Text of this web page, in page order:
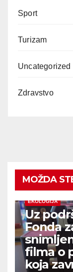
Sport
Turizam
Uncategorized
Zdravstvo
MOŽDA
EKOLOGIJA
Uz
Fonda
filma o
koja